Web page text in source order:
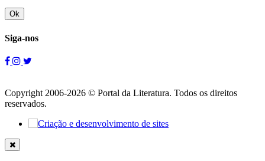
Ok
Siga-nos
Copyright 2006-2026 © Portal da Literatura. Todos os direitos
reservados.